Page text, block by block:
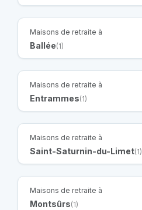
Maisons de retraite à
Ballée(1)
Maisons de retraite à
Entrammes(1)
Maisons de retraite à
Saint-Saturnin-du-Limet(1)
Maisons de retraite à
Montsûrs(1)